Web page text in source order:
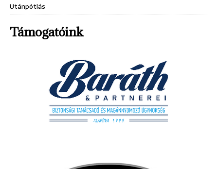
Utánpótlás
Támogatóink